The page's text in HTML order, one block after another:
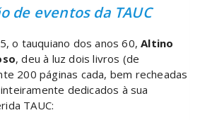
de eventos da TAUC
o tauquiano dos anos 60,Altino
, deu à luz dois livros (de
200 páginas cada, bem recheadas
dedicados à sua
TAUC: